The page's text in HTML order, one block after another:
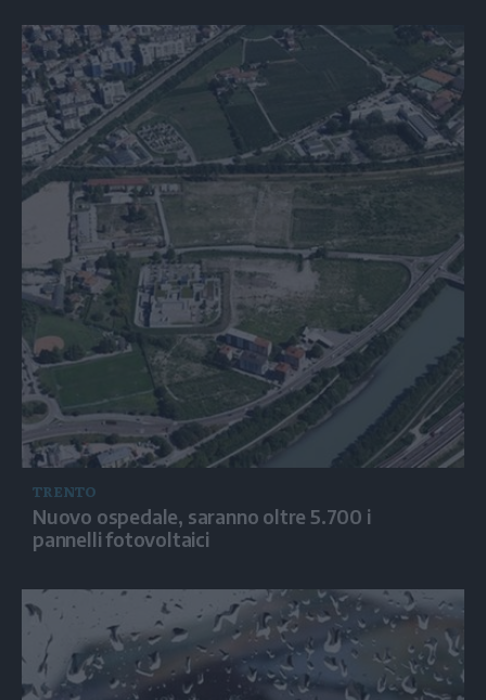
TRENTO
Nuovo ospedale, saranno oltre 5.700 i
pannelli fotovoltaici